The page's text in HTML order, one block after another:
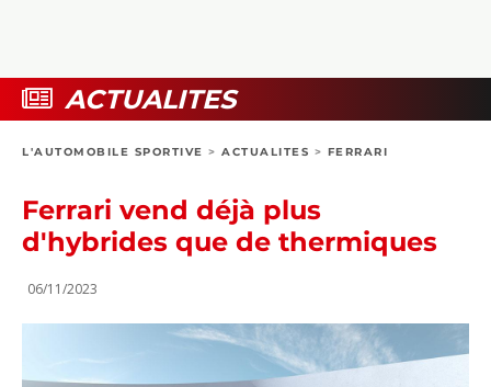
BOUTIQUE
ACTUALITES
L'AUTOMOBILE SPORTIVE > ACTUALITES > FERRARI
Ferrari vend déjà plus
d'hybrides que de thermiques
06/11/2023